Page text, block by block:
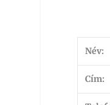
Név:
Cím: